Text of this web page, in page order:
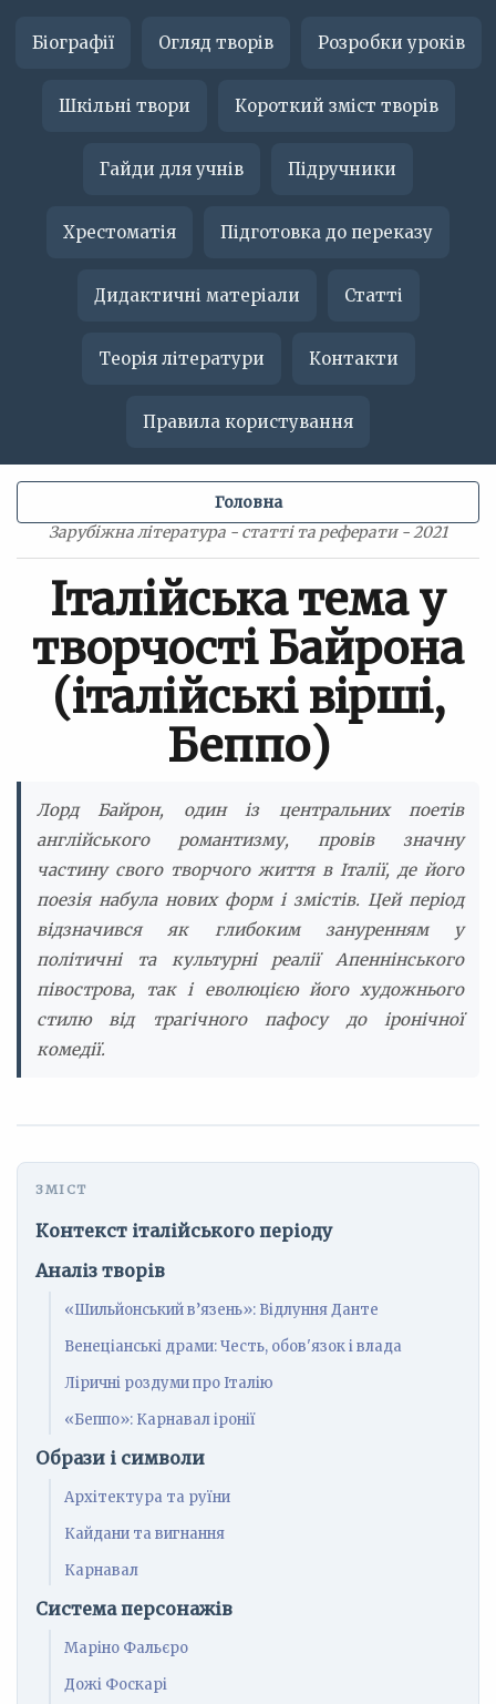
Біографії Огляд творів Розробки уроків
Шкільні твори Короткий зміст творів
Гайди для учнів Підручники
Хрестоматія Підготовка до переказу
Дидактичні матеріали Статті
Теорія літератури Контакти
Правила користування
Зарубіжна література - статті та реферати - 2021
Головна
Італійська тема у
творчості Байрона
(італійські вірші,
Беппо)
Лорд Байрон, один із центральних поетів
англійського романтизму, провів значну
частину свого творчого життя в Італії, де його
поезія набула нових форм і змістів. Цей період
відзначився як глибоким зануренням у
політичні та культурні реалії Апеннінського
півострова, так і еволюцією його художнього
стилю від трагічного пафосу до іронічної
комедії.
Контекст італійського періоду
Аналіз творів
«Шильйонський в’язень»: Відлуння Данте
Венеціанські драми: Честь, обов'язок і влада
Ліричні роздуми про Італію
«Беппо»: Карнавал іронії
Образи і символи
Архітектура та руїни
Кайдани та вигнання
Карнавал
Система персонажів
Маріно Фальєро
Дожі Фоскарі